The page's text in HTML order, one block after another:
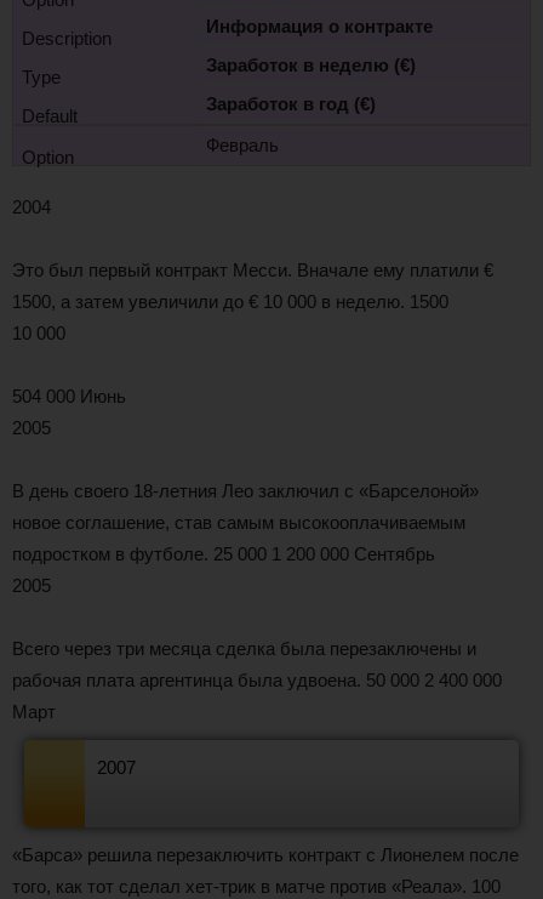
Информация о контракте
Заработок в неделю (€)
Заработок в год (€)
Февраль
2004
Это был первый контракт Месси. Вначале ему платили €
1500, а затем увеличили до € 10 000 в неделю. 1500
10 000
504 000 Июнь
2005
В день своего 18-летния Лео заключил с «Барселоной»
новое соглашение, став самым высокооплачиваемым
подростком в футболе. 25 000 1 200 000 Сентябрь
2005
Всего через три месяца сделка была перезаключены и
рабочая плата аргентинца была удвоена. 50 000 2 400 000
Март
2007
«Барса» решила перезаключить контракт с Лионелем после
того, как тот сделал хет-трик в матче против «Реала». 100